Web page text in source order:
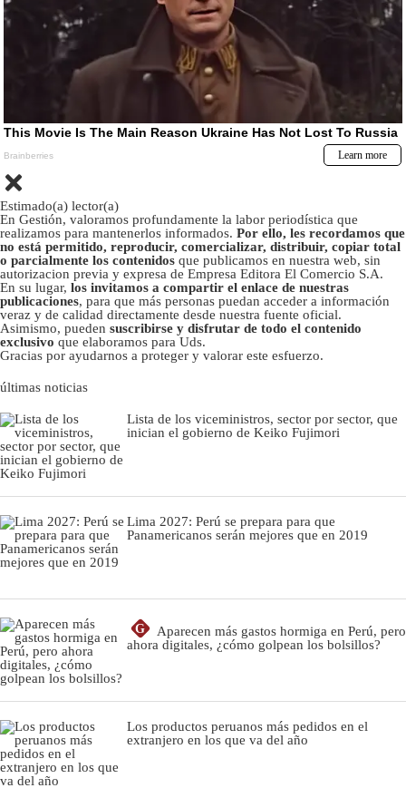
Estimado(a) lector(a)
En Gestión, valoramos profundamente la labor periodística que
realizamos para mantenerlos informados. Por ello, les recordamos que
no está permitido, reproducir, comercializar, distribuir, copiar total
o parcialmente los contenidos que publicamos en nuestra web, sin
autorizacion previa y expresa de Empresa Editora El Comercio S.A.
En su lugar, los invitamos a compartir el enlace de nuestras
publicaciones, para que más personas puedan acceder a información
veraz y de calidad directamente desde nuestra fuente oficial.
Asimismo, pueden suscribirse y disfrutar de todo el contenido
exclusivo que elaboramos para Uds.
Gracias por ayudarnos a proteger y valorar este esfuerzo.
últimas noticias
Lista de los viceministros, sector por sector, que
inician el gobierno de Keiko Fujimori
Lima 2027: Perú se prepara para que
Panamericanos serán mejores que en 2019
G
Aparecen más gastos hormiga en Perú, pero
ahora digitales, ¿cómo golpean los bolsillos?
Los productos peruanos más pedidos en el
extranjero en los que va del año